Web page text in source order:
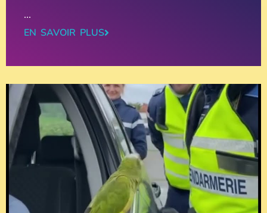
...
EN SAVOIR PLUS